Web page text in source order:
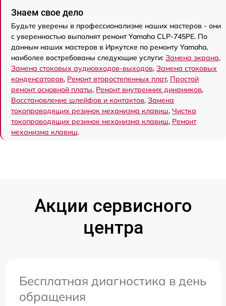
Знаем свое дело
Будьте уверены в профессионализме наших мастеров - они
с уверенностью выполнят ремонт Yamaha CLP-745PE. По
данным наших мастеров в Иркутске по ремонту Yamaha,
наиболее востребованы следующие услуги: Замена экрана,
Замена стоковых аудиовходов-выходов, Замена стоковых
конденсаторов, Ремонт второстепенных плат, Простой
ремонт основной платы, Ремонт внутренних динамиков,
Восстановление шлейфов и контактов, Замена
токопроводящих резинок механизма клавиш, Чистка
токопроводящих резинок механизма клавиш, Ремонт
механизма клавиш.
Акции сервисного
центра
Бесплатная диагностика в день
обращения